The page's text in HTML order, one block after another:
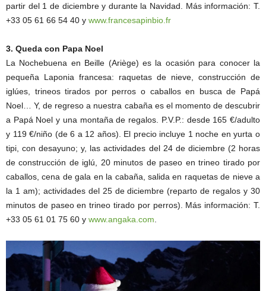
partir del 1 de diciembre y durante la Navidad. Más información: T.
+33 05 61 66 54 40 y www.francesapinbio.fr
3. Queda con Papa Noel
La Nochebuena en Beille (Ariège) es la ocasión para conocer la
pequeña Laponia francesa: raquetas de nieve, construcción de
iglúes, trineos tirados por perros o caballos en busca de Papá
Noel… Y, de regreso a nuestra cabaña es el momento de descubrir
a Papá Noel y una montaña de regalos. P.V.P.: desde 165 €/adulto
y 119 €/niño (de 6 a 12 años). El precio incluye 1 noche en yurta o
tipi, con desayuno; y, las actividades del 24 de diciembre (2 horas
de construcción de iglú, 20 minutos de paseo en trineo tirado por
caballos, cena de gala en la cabaña, salida en raquetas de nieve a
la 1 am); actividades del 25 de diciembre (reparto de regalos y 30
minutos de paseo en trineo tirado por perros). Más información: T.
+33 05 61 01 75 60 y www.angaka.com